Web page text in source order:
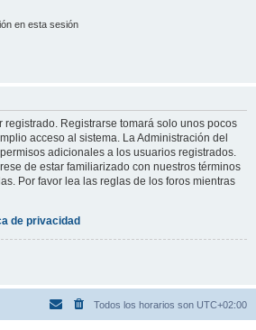
en esta sesión
registrado. Registrarse tomará solo unos pocos
acceso al sistema. La Administración del
adicionales a los usuarios registrados.
de estar familiarizado con nuestros términos
Por favor lea las reglas de los foros mientras
de privacidad
Todos los horarios son UTC+02:00